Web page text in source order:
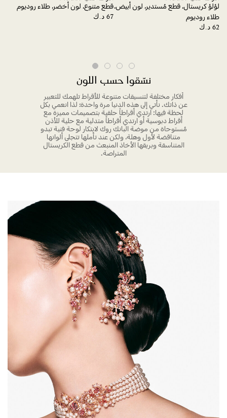
قطع متنوع، لون أخضر، طلاء روديوملؤلؤ كريستال، قطع مُستدير، لون أبيض،
طلاء روديوم
نسّقوا حسب اللون
أفكار مختلفة لتنسيقات متنوعة للأقراط تلهمك للتعبير
عن ذاتك. نأتي إلى هذه الدنيا مرة واحدة؛ لذا انعمي بكل
لحظة فيها: ارتدي أقراطاً حلقية بتصميمات مميزة مع
أقراط دبوسية أو ارتدي أقراطاً متدلية مع حلية للأذن
مُستوحاة من موضة البانك روك لابتكار لوحة فنية تبدو
متناقضة لأول وهلة، ولكن عند تأملها تتجلى ألوانها
المتناسقة وبريقها الأخاذ المنبعث من قطع الكريستال
المتراصة.